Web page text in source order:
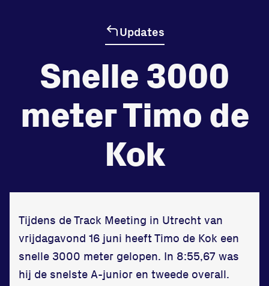
Beheersde
tegenstander
Prestaties op afstanden
zet je samen
Running
Updates
Snelle 3000
meter Timo de
Kok
Tijdens de Track Meeting in Utrecht van
vrijdagavond 16 juni heeft Timo de Kok een
snelle 3000 meter gelopen. In 8:55,67 was
hij de snelste A-junior en tweede overall.